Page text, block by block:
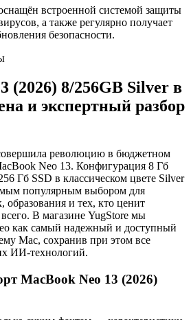
встроенной системой защиты
а также регулярно получает
безопасности.
(2026) 8/256GB Silver в
и экспертный разбор
революцию в бюджетном
Neo 13. Конфигурация 8 Гб
Гб SSD в классическом цвете Silver
популярным выбором для
образования и тех, кто ценит
В магазине YugStore мы
как самый надежный и доступный
Mac, сохранив при этом все
ИИ-технологий.
MacBook Neo 13 (2026)